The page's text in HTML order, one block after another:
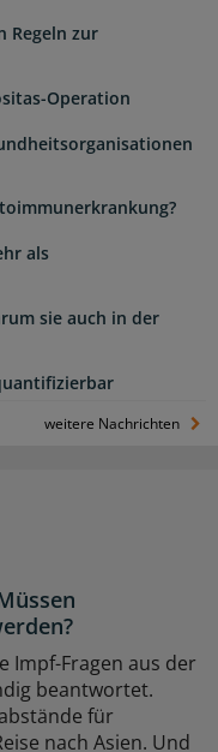
Regeln zur
Operation
als
sie auch in der
weitere Nachrichten
Impf-Fragen aus der
beantwortet.
für
nach Asien. Und